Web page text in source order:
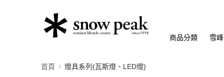
商品分類 雪
首頁 燈具系列(瓦斯燈、LED燈)